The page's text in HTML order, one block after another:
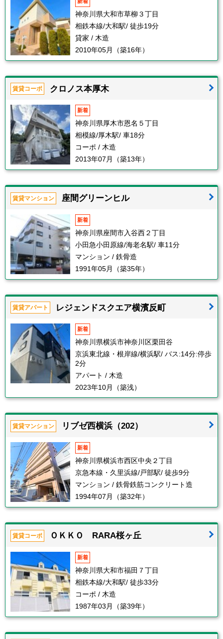
神奈川県大和市草柳３丁目
相鉄本線/大和駅/ 徒歩19分
貸家 / 木造
2010年05月（築16年）
賃貸コーポ クロノス本厚木
新着
神奈川県厚木市恩名５丁目
相模線/厚木駅/ 車18分
コーポ / 木造
2013年07月（築13年）
賃貸マンション 座間グリーンヒル
新着
神奈川県座間市入谷西２丁目
小田急小田原線/海老名駅/ 車11分
マンション / 鉄骨造
1991年05月（築35年）
賃貸アパート レジェンドスクエア横濱反町
新着
神奈川県横浜市神奈川区栗田谷
京浜東北線・根岸線/横浜駅/ バス:14分:停歩
2分
アパート / 木造
2023年10月（築浅）
賃貸マンション リブゼ西横浜（202）
新着
神奈川県横浜市西区中央２丁目
京急本線・久里浜線/戸部駅/ 徒歩9分
マンション / 鉄骨鉄筋コンクリート造
1994年07月（築32年）
賃貸コーポ ＯＫＫＯ RARA桜ヶ丘
新着
神奈川県大和市福田７丁目
相鉄本線/大和駅/ 徒歩33分
コーポ / 木造
1987年03月（築39年）